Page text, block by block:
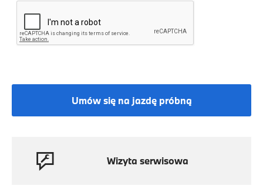
Umów się na jazdę próbną
Wizyta serwisowa